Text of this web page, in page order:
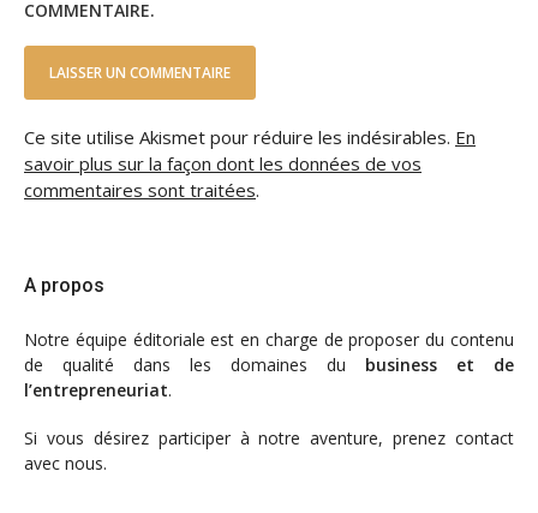
COMMENTAIRE.
Ce site utilise Akismet pour réduire les indésirables. En
savoir plus sur la façon dont les données de vos
commentaires sont traitées.
A propos
Notre équipe éditoriale est en charge de proposer du contenu
de qualité dans les domaines du business et de
l’entrepreneuriat.
Si vous désirez participer à notre aventure, prenez contact
avec nous.